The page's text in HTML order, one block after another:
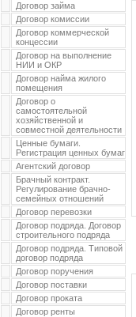
Договор займа
Договор комиссии
Договор коммерческой
концессии
Договор на выполнение
НИИ и ОКР
Договор найма жилого
помещения
Договор о
самостоятельной
хозяйственной и
совместной деятельности
Ценные бумаги.
Регистрация ценных бумаг
Агентский договор
Брачный контракт.
Регулирование брачно-
семейных отношений
Договор перевозки
Договор подряда. Договор
строительного подряда
Договор подряда. Типовой
договор подряда
Договор поручения
Договор поставки
Договор проката
Договор ренты